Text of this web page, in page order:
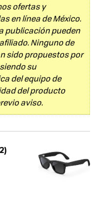
ofertas y
en línea de México.
publicación pueden
Ninguno de
sido propuestos por
su
del equipo de
del producto
aviso.